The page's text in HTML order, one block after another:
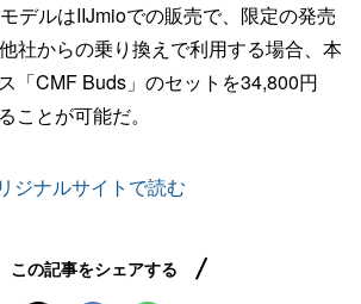
デルはIIJmioでの販売で、限定の発売
社からの乗り換えで利用する場合、本
「CMF Buds」のセットを34,800円
ことが可能だ。
ジナルサイトで読む
この記事をシェアする